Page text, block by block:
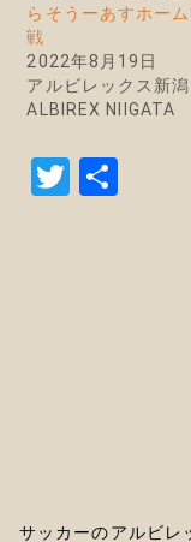
らそうーあすホー
戦
2022年8月19日
アルビレックス新潟
ALBIREX NIIGATA
T
サッカーのアルビレ